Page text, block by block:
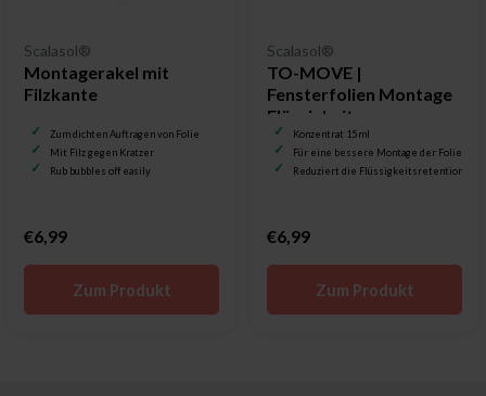
Scalasol®
Montagerakel mit
Filzkante
Zum dichten Auftragen von Folie
Mit Filz gegen Kratzer
Rub bubbles off easily
€6,99
Zum Produkt
Scalasol®
TO-MOVE |
Fensterfolien Montage
Flüssigkeit
Konzentrat 15 ml
Für eine bessere Montage der Folie
Reduziert die Flüssigkeitsretention
€6,99
Zum Produkt